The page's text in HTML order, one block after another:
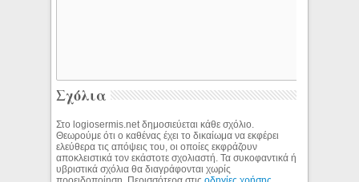
Σχόλια
Στο logiosermis.net δημοσιεύεται κάθε σχόλιο.
Θεωρούμε ότι ο καθένας έχει το δικαίωμα να εκφέρει
ελεύθερα τις απόψεις του, οι οποίες εκφράζουν
αποκλειστικά τον εκάστοτε σχολιαστή. Τα συκοφαντικά ή
υβριστικά σχόλια θα διαγράφονται χωρίς